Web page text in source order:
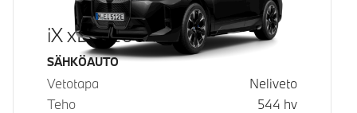
iX xDrive60
Käyttövoima
SÄHKÖAUTO
Vetotapa
Neliveto
Teho
544 hv